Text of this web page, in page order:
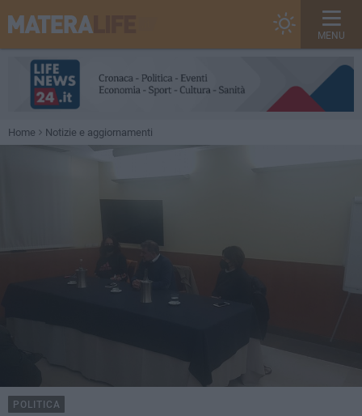
MENU
Home Notizie e aggiornamenti
POLITICA